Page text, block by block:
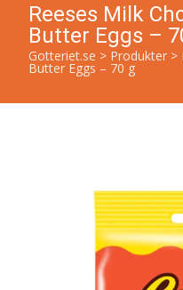
Reeses Milk
Butter Eggs –
Gotteriet.se > Produkter >
Butter Eggs – 70 g